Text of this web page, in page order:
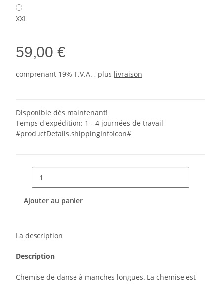
XXL
59,00 €
comprenant 19% T.V.A. , plus livraison
Disponible dès maintenant!
Temps d'expédition: 1 - 4 journées de travail
#productDetails.shippingInfoIcon#
Ajouter au panier
La description
Description
Chemise de danse à manches longues. La chemise est